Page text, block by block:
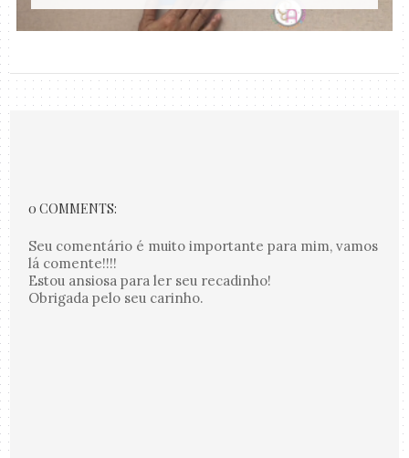
0 COMMENTS:
Seu comentário é muito importante para mim, vamos
lá comente!!!!
Estou ansiosa para ler seu recadinho!
Obrigada pelo seu carinho.